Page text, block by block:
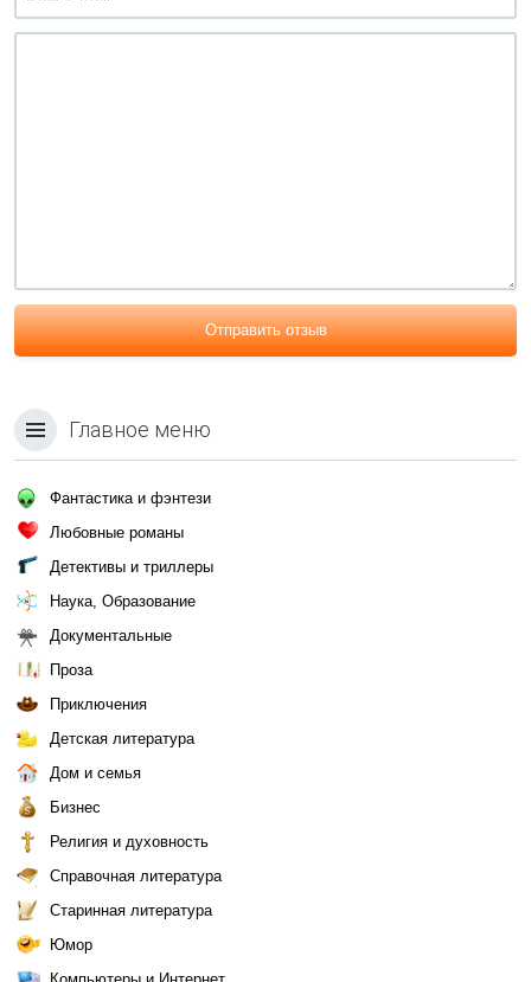
Отправить отзыв
Главное меню
Фантастика и фэнтези
Любовные романы
Детективы и триллеры
Наука, Образование
Документальные
Проза
Приключения
Детская литература
Дом и семья
Бизнес
Религия и духовность
Справочная литература
Старинная литература
Юмор